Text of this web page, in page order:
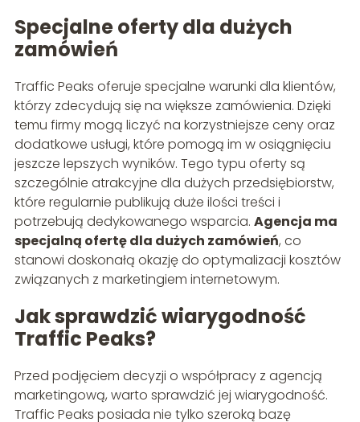
Specjalne oferty dla dużych
zamówień
Traffic Peaks oferuje specjalne warunki dla klientów,
którzy zdecydują się na większe zamówienia. Dzięki
temu firmy mogą liczyć na korzystniejsze ceny oraz
dodatkowe usługi, które pomogą im w osiągnięciu
jeszcze lepszych wyników. Tego typu oferty są
szczególnie atrakcyjne dla dużych przedsiębiorstw,
które regularnie publikują duże ilości treści i
potrzebują dedykowanego wsparcia. Agencja ma
specjalną ofertę dla dużych zamówień, co
stanowi doskonałą okazję do optymalizacji kosztów
związanych z marketingiem internetowym.
Jak sprawdzić wiarygodność
Traffic Peaks?
Przed podjęciem decyzji o współpracy z agencją
marketingową, warto sprawdzić jej wiarygodność.
Traffic Peaks posiada nie tylko szeroką bazę